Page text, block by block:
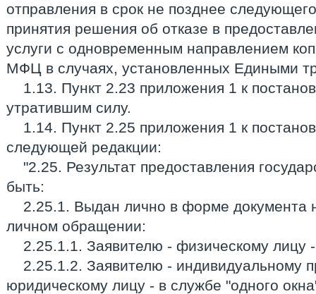
отправления в срок не позднее
принятия решения об отказе в
услуги с одновременным направлением
МФЦ в случаях, установленных Едиными
1.13. Пункт 2.23 приложения 1 к
утратившим силу.
1.14. Пункт 2.25 приложения 1 к
следующей редакции:
"2.25. Результат предоставления
быть:
2.25.1. Выдан лично в форме документа
личном обращении:
2.25.1.1. Заявителю - физическому
2.25.1.2. Заявителю - индивидуальному
юридическому лицу - в службе "одного